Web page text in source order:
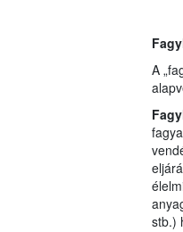
A
stb.)